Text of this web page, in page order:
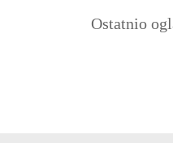
Produkty
Ostatnio